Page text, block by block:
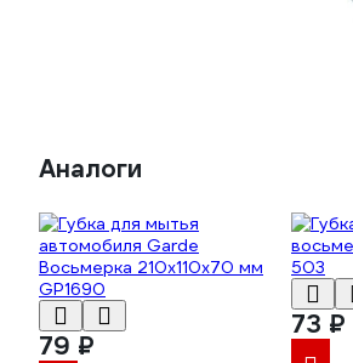
Аналоги
79 ₽
73 ₽